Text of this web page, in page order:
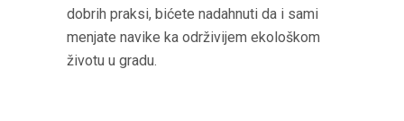
dobrih praksi, bićete nadahnuti da i sami
menjate navike ka održivijem ekološkom
životu u gradu.